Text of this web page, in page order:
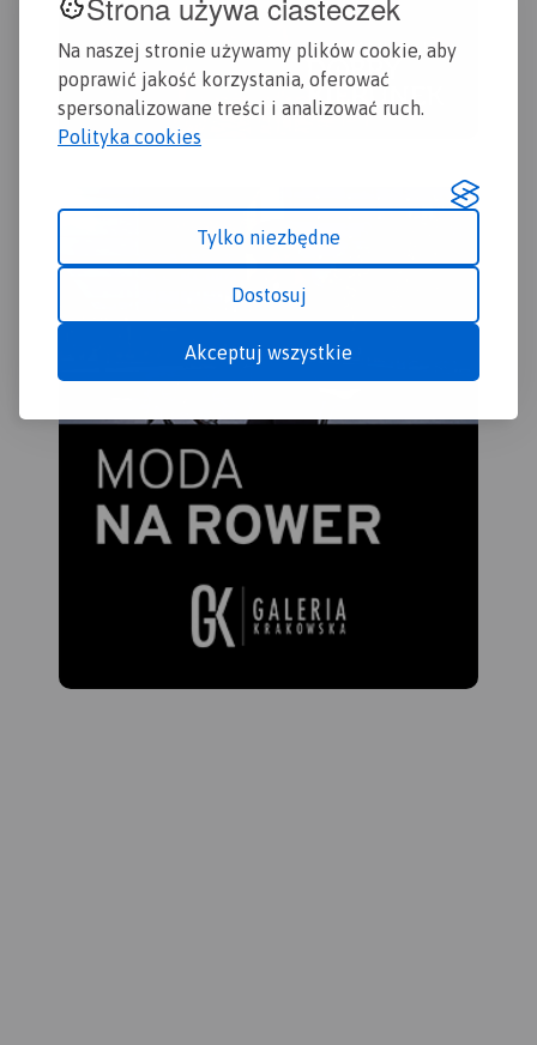
Na naszej stronie używamy plików cookie, aby
poprawić jakość korzystania, oferować
spersonalizowane treści i analizować ruch.
Polityka cookies
Tylko niezbędne
Dostosuj
Akceptuj wszystkie